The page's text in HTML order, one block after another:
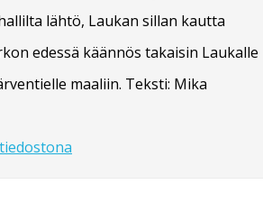
lähtö, Laukan sillan kautta
edessä käännös takaisin Laukalle
maaliin. Teksti: Mika